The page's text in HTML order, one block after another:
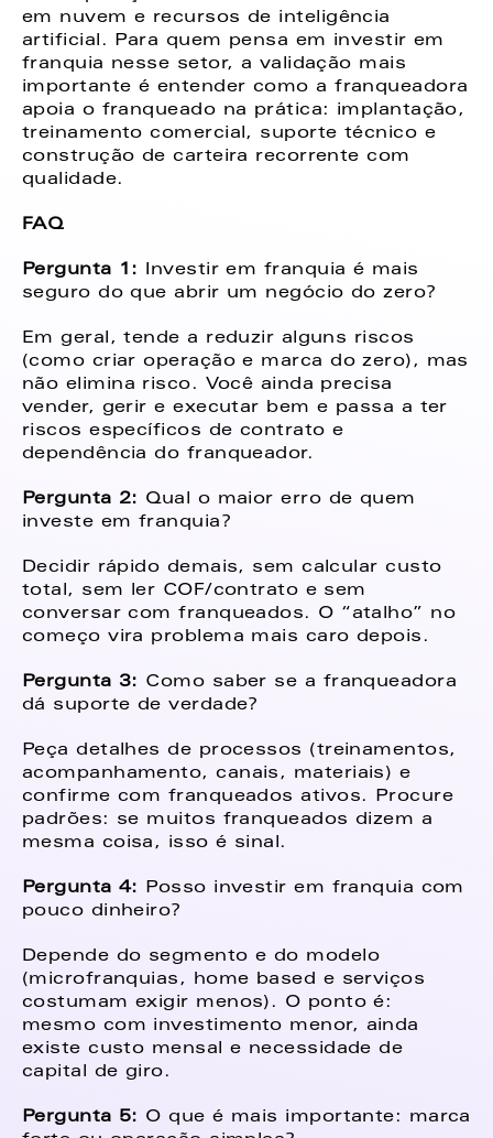
em nuvem e recursos de inteligência
artificial. Para quem pensa em investir em
franquia nesse setor, a validação mais
importante é entender como a franqueadora
apoia o franqueado na prática: implantação,
treinamento comercial, suporte técnico e
construção de carteira recorrente com
qualidade.
FAQ
Pergunta 1: Investir em franquia é mais
seguro do que abrir um negócio do zero?
Em geral, tende a reduzir alguns riscos
(como criar operação e marca do zero), mas
não elimina risco. Você ainda precisa
vender, gerir e executar bem e passa a ter
riscos específicos de contrato e
dependência do franqueador.
Pergunta 2: Qual o maior erro de quem
investe em franquia?
Decidir rápido demais, sem calcular custo
total, sem ler COF/contrato e sem
conversar com franqueados. O “atalho” no
começo vira problema mais caro depois.
Pergunta 3: Como saber se a franqueadora
dá suporte de verdade?
Peça detalhes de processos (treinamentos,
acompanhamento, canais, materiais) e
confirme com franqueados ativos. Procure
padrões: se muitos franqueados dizem a
mesma coisa, isso é sinal.
Pergunta 4: Posso investir em franquia com
pouco dinheiro?
Depende do segmento e do modelo
(microfranquias, home based e serviços
costumam exigir menos). O ponto é:
mesmo com investimento menor, ainda
existe custo mensal e necessidade de
capital de giro.
Pergunta 5: O que é mais importante: marca